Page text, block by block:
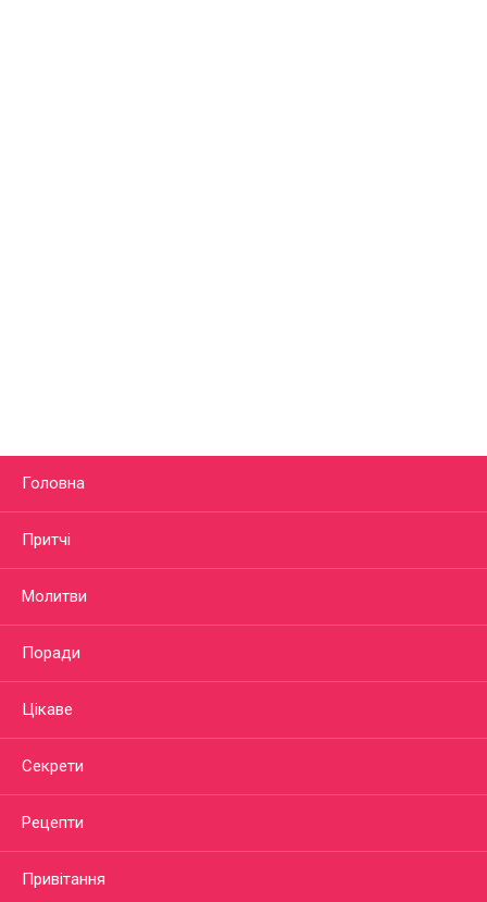
Головна
Притчі
Молитви
Поради
Цікаве
Секрети
Рецепти
Привітання